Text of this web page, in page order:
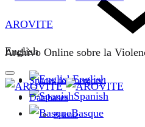
English
English
Spanish
Basque
AROVITE
Archivo Online sobre la
Spaces for memory
Databases
Bakeaz